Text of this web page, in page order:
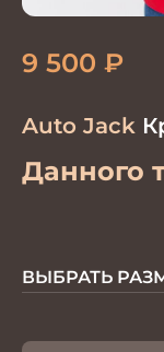
Auto Jack
Данного
9 500 ₽
ВЫБРАТЬ